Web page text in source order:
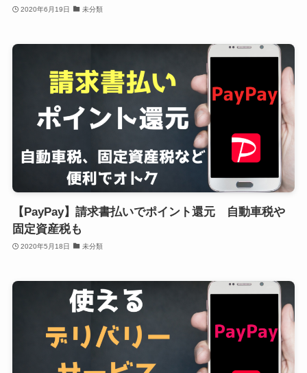
2020年6月19日 未分類
【PayPay】請求書払いでポイント還元 自動車税や
固定資産税も
2020年5月18日 未分類